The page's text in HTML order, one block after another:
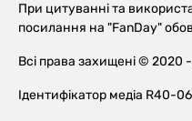
При цитуванні та
посилання на "FanDay"
Всі права захищені ©
Ідентифікатор медіа R40-